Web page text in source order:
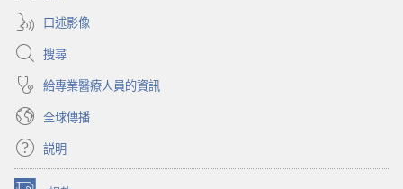
口述影像
搜尋
給專業醫療人員的資訊
全球傳播
説明